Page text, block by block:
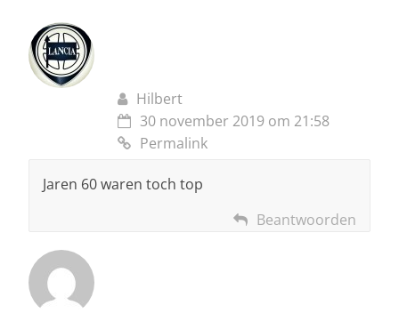
Hilbert
30 november 2019 om 21:58
Permalink
Jaren 60 waren toch top
Beantwoorden